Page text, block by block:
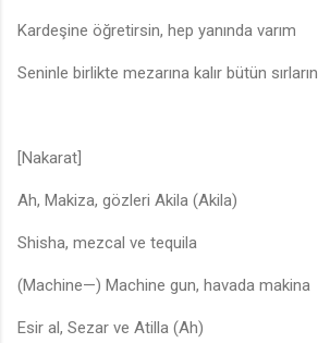
Kardeşine öğretirsin, hep yanında varım
Seninle birlikte mezarına kalır bütün sırların
[Nakarat]
Ah, Makiza, gözleri Akila (Akila)
Shisha, mezcal ve tequila
(Machine—) Machine gun, havada makina
Esir al, Sezar ve Atilla (Ah)